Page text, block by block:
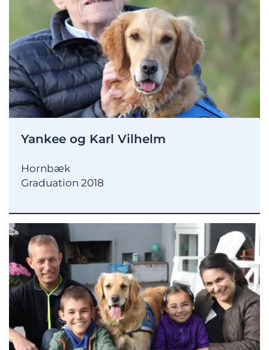
Yankee og Karl Vilhelm
Hornbæk
Graduation 2018